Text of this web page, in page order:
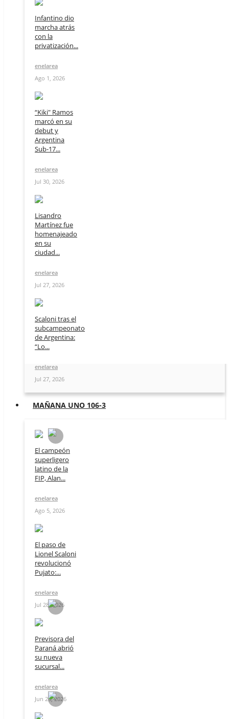
Infantino dio
marcha atrás
con la
privatización...
enelarea
Ago 1, 2026
“Kiki" Ramos
marcó en su
debut y
Argentina
Sub-17...
enelarea
Jul 30, 2026
Lisandro
Martínez fue
homenajeado
en su
ciudad...
enelarea
Jul 27, 2026
Scaloni tras el
subcampeonato
de Argentina:
“Lo...
enelarea
Jul 27, 2026
MAÑANA UNO 106-3
El campeón
superligero
latino de la
FIP, Alan...
enelarea
Ago 5, 2026
El paso de
Lionel Scaloni
revolucionó
Pujato:...
enelarea
Jul 28, 2026
Previsora del
Paraná abrió
su nueva
sucursal...
enelarea
Jun 23, 2026